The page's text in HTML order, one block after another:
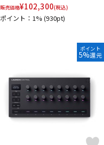
RODE Roland
Steven Slate Audio
Studiologic
SynchroArts
tc electronic
Thrustmaster
販売価格¥102,300(税込)
ポイント：1%(930pt)
ポイント
5%還元